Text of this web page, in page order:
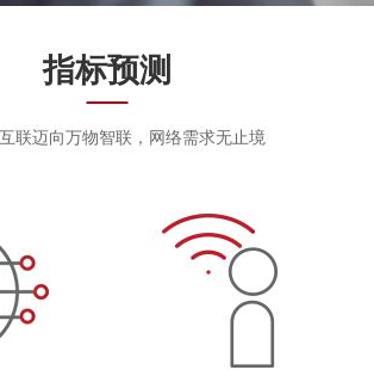
指标预测
联迈向万物智联，网络需求无止境